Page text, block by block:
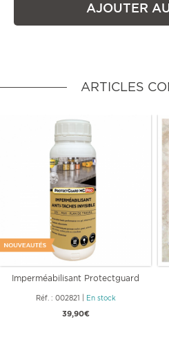
AJOUTER
ARTICLES
Imperméabilisant Protectguard
Réf. : 002821 En stock
39,90€